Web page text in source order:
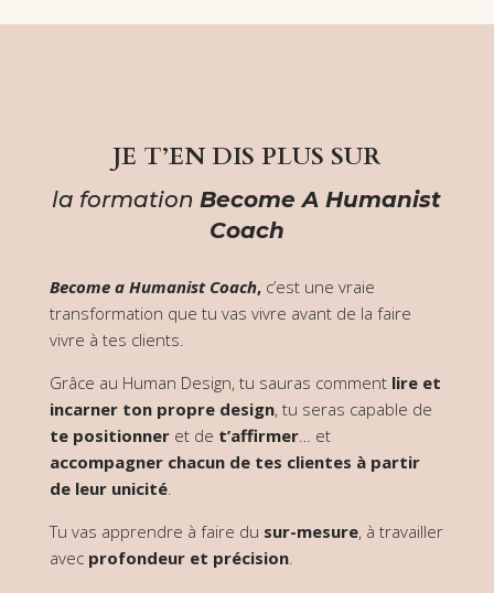
JE T’EN DIS PLUS SUR
la formationBecome A Humanist
Coach
Become a Humanist Coach, c’est une vraie
transformation que tu vas vivre avant de la faire
vivre à tes clients.
Grâce au Human Design, tu sauras comment lire et
incarner ton propre design, tu seras capable de
te positionneret de t’affirmer… et
accompagner chacun de tes clientes à partir
de leur unicité.
Tu vas apprendre à faire du sur-mesure, à travailler
avec profondeur et précision.